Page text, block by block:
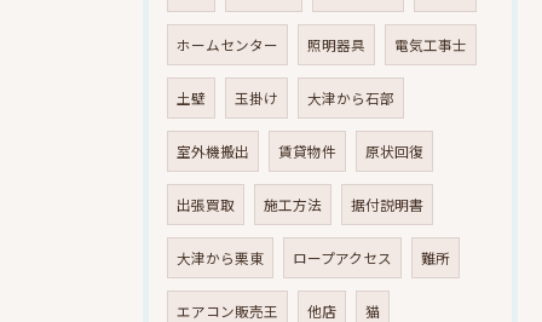
ホームセンター 照明器具 電気工事士
土壁 玉掛け 大津から石部
室外機搬出 賃貸物件 原状回復
出張買取 施工方法 据付説明書
大津から栗東 ロープアクセス 難所
エアコン販売王 他店 猫